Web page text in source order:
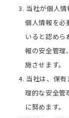
3. 当社が個人
個人情報を必
いると認めら
報の安全管理
施させます。
4. 当社は、保
理的な安全管
に努めます。